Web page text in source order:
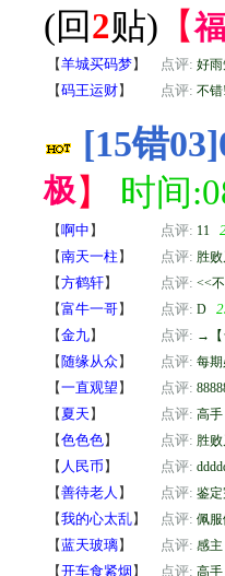
(回2贴) 【
【羊城买码梦】 点评: 好
【码王运财】 点评: 不错!
[15错
极】 时间
【啊中】 点评: 11
【南天一柱】 点评: 胜
【方鹤轩】 点评: <<
【富牛一哥】 点评: D
【金九】 点评: →【
【随缘从众】 点评: 每
【一直观望】 点评:
【夏天】 点评: 高
【色色色】 点评: 胜
【 人民币】 点评:
【善待老人 】 点评: 鉴
【我的心太乱】 点评: 佩服
【蓝天玻璃】 点评: 感主
【开车食紧烟】 点评: 高